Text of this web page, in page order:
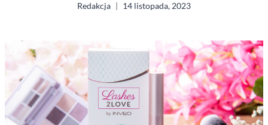
Redakcja 14 listopada, 2023